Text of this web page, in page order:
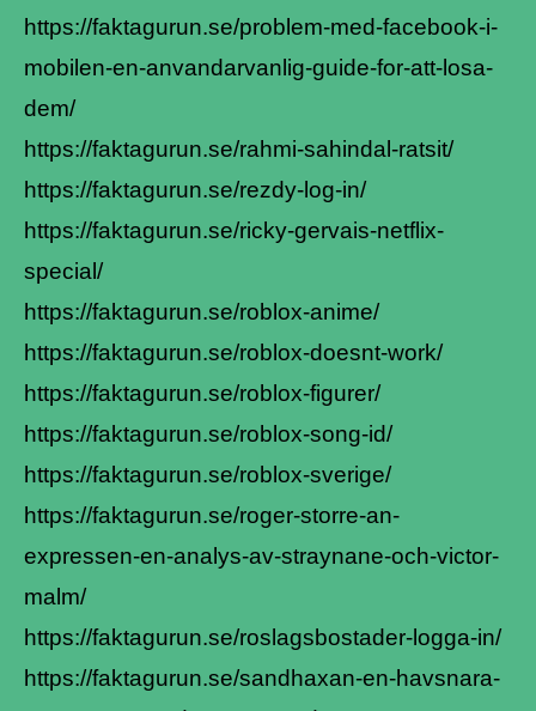
https://faktagurun.se/problem-med-facebook-i-
mobilen-en-anvandarvanlig-guide-for-att-losa-
dem/
https://faktagurun.se/rahmi-sahindal-ratsit/
https://faktagurun.se/rezdy-log-in/
https://faktagurun.se/ricky-gervais-netflix-
special/
https://faktagurun.se/roblox-anime/
https://faktagurun.se/roblox-doesnt-work/
https://faktagurun.se/roblox-figurer/
https://faktagurun.se/roblox-song-id/
https://faktagurun.se/roblox-sverige/
https://faktagurun.se/roger-storre-an-
expressen-en-analys-av-straynane-och-victor-
malm/
https://faktagurun.se/roslagsbostader-logga-in/
https://faktagurun.se/sandhaxan-en-havsnara-